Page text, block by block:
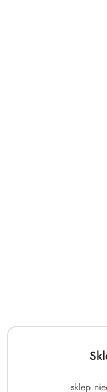
sklep